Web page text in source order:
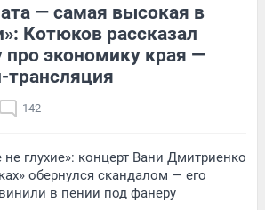
— самая высокая в
Котюков рассказал
про экономику края —
трансляция
142
глухие»: концерт Вани Дмитриенко
обернулся скандалом — его
в пении под фанеру